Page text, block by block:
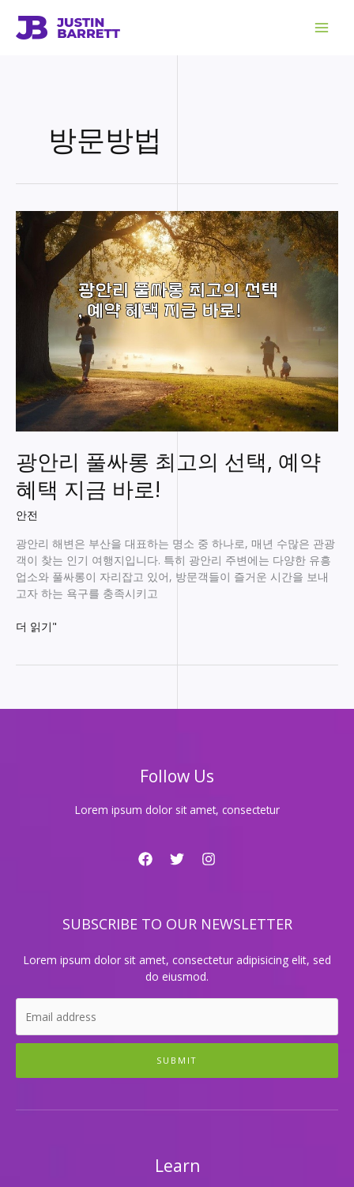
방문방법
광안리 풀싸롱 최고의 선택, 예약
혜택 지금 바로!
안전
광안리 해변은 부산을 대표하는 명소 중 하나로, 매년 수많은 관광
객이 찾는 인기 여행지입니다. 특히 광안리 주변에는 다양한 유흥
업소와 풀싸롱이 자리잡고 있어, 방문객들이 즐거운 시간을 보내
고자 하는 욕구를 충족시키고
광
롱
더 읽기"
Follow Us
Lorem ipsum dolor sit amet, consectetur
SUBSCRIBE TO OUR NEWSLETTER
Lorem ipsum dolor sit amet, consectetur adipisicing elit, sed
do eiusmod.
SUBMIT
Learn